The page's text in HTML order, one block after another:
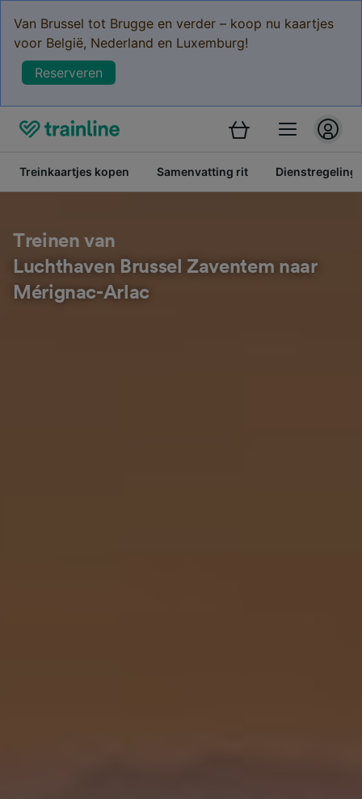
Van Brussel tot Brugge en verder – koop nu kaartjes
voor België, Nederland en Luxemburg!
Reserveren
Treinkaartjes kopen Samenvatting rit Dienstregeling
Treinen van
Luchthaven Brussel Zaventem naar
Mérignac-Arlac